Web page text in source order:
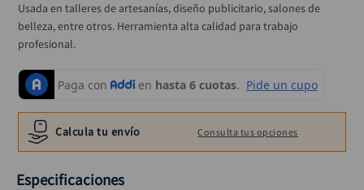
Usada en talleres de artesanías, diseño publicitario, salones de
belleza, entre otros. Herramienta alta calidad para trabajo
profesional.
Calcula tu envío Consulta tus opciones
Especificaciones